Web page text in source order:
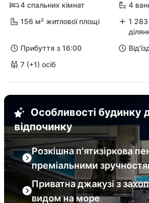
4 спальних кімнат
4
156 м² житлової площі
1 283
Прибуття з 16:00
7 (+1) осіб
Особливості будинку
відпочинку
Розкішна п'ятизіркова
преміальними
Приватна джакузі з
видом на море